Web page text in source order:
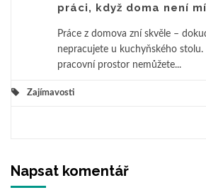
práci, když doma není
Práce z domova zní skvěle –
nepracujete u kuchyňského stolu.
pracovní prostor nemůžete...
Zajímavosti
Napsat komentář